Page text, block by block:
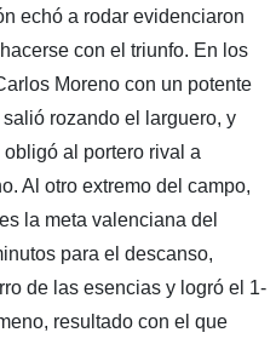
echó a rodar evidenciaron
con el triunfo. En los
Moreno con un potente
rozando el larguero, y
al portero rival a
Al otro extremo del campo,
la meta valenciana del
para el descanso,
de las esencias y logró el 1-
resultado con el que